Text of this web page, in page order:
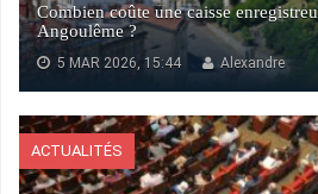
Combien coûte une caisse
Angoulême ?
5 MAR 2026, 15:44 Alexandre
ACTUALITÉS